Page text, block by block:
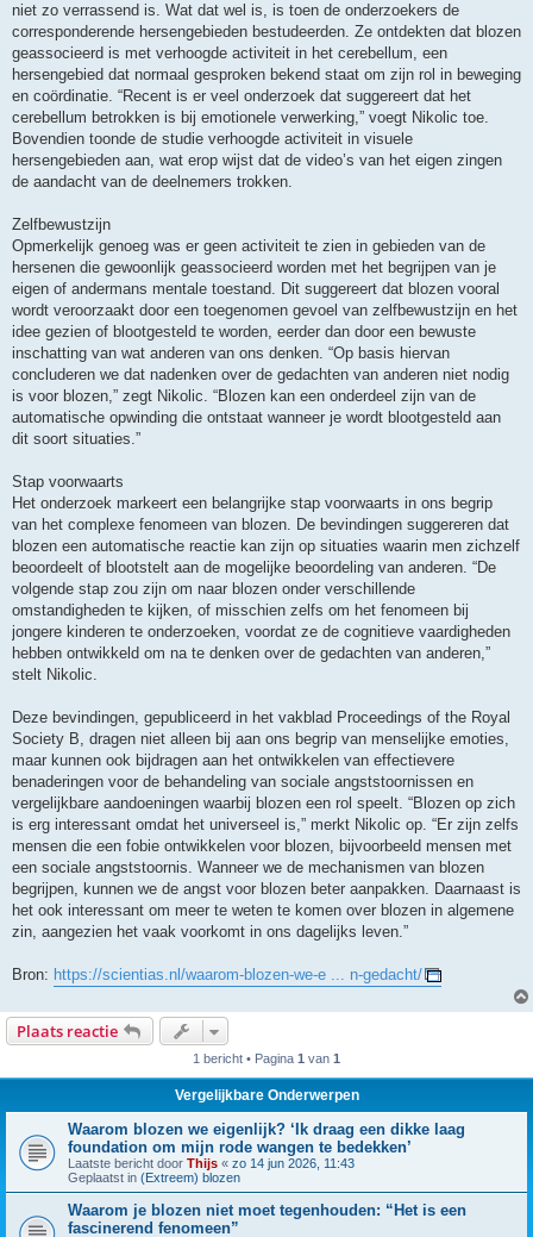
niet zo verrassend is. Wat dat wel is, is toen de onderzoekers de
corresponderende hersengebieden bestudeerden. Ze ontdekten dat blozen
geassocieerd is met verhoogde activiteit in het cerebellum, een
hersengebied dat normaal gesproken bekend staat om zijn rol in beweging
en coördinatie. “Recent is er veel onderzoek dat suggereert dat het
cerebellum betrokken is bij emotionele verwerking,” voegt Nikolic toe.
Bovendien toonde de studie verhoogde activiteit in visuele
hersengebieden aan, wat erop wijst dat de video’s van het eigen zingen
de aandacht van de deelnemers trokken.
Zelfbewustzijn
Opmerkelijk genoeg was er geen activiteit te zien in gebieden van de
hersenen die gewoonlijk geassocieerd worden met het begrijpen van je
eigen of andermans mentale toestand. Dit suggereert dat blozen vooral
wordt veroorzaakt door een toegenomen gevoel van zelfbewustzijn en het
idee gezien of blootgesteld te worden, eerder dan door een bewuste
inschatting van wat anderen van ons denken. “Op basis hiervan
concluderen we dat nadenken over de gedachten van anderen niet nodig
is voor blozen,” zegt Nikolic. “Blozen kan een onderdeel zijn van de
automatische opwinding die ontstaat wanneer je wordt blootgesteld aan
dit soort situaties.”
Stap voorwaarts
Het onderzoek markeert een belangrijke stap voorwaarts in ons begrip
van het complexe fenomeen van blozen. De bevindingen suggereren dat
blozen een automatische reactie kan zijn op situaties waarin men zichzelf
beoordeelt of blootstelt aan de mogelijke beoordeling van anderen. “De
volgende stap zou zijn om naar blozen onder verschillende
omstandigheden te kijken, of misschien zelfs om het fenomeen bij
jongere kinderen te onderzoeken, voordat ze de cognitieve vaardigheden
hebben ontwikkeld om na te denken over de gedachten van anderen,”
stelt Nikolic.
Deze bevindingen, gepubliceerd in het vakblad Proceedings of the Royal
Society B, dragen niet alleen bij aan ons begrip van menselijke emoties,
maar kunnen ook bijdragen aan het ontwikkelen van effectievere
benaderingen voor de behandeling van sociale angststoornissen en
vergelijkbare aandoeningen waarbij blozen een rol speelt. “Blozen op zich
is erg interessant omdat het universeel is,” merkt Nikolic op. “Er zijn zelfs
mensen die een fobie ontwikkelen voor blozen, bijvoorbeeld mensen met
een sociale angststoornis. Wanneer we de mechanismen van blozen
begrijpen, kunnen we de angst voor blozen beter aanpakken. Daarnaast is
het ook interessant om meer te weten te komen over blozen in algemene
zin, aangezien het vaak voorkomt in ons dagelijks leven.”
Bron: https://scientias.nl/waarom-blozen-we-e ... n-gedacht/
Plaats reactie
1 bericht • Pagina 1 van 1
Vergelijkbare Onderwerpen
Waarom blozen we eigenlijk? ‘Ik draag een dikke laag
foundation om mijn rode wangen te bedekken’
Laatste bericht door Thijs « zo 14 jun 2026, 11:43
Geplaatst in (Extreem) blozen
Waarom je blozen niet moet tegenhouden: “Het is een
fascinerend fenomeen”